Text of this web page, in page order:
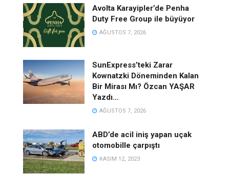
Avolta Karayipler’de Penha
Duty Free Group ile büyüyor
AĞUSTOS 7, 2026
SunExpress’teki Zarar
Kownatzki Döneminden Kalan
Bir Mirası Mı? Özcan YAŞAR
Yazdı…
AĞUSTOS 7, 2026
ABD’de acil iniş yapan uçak
otomobille çarpıştı
KASIM 12, 2023